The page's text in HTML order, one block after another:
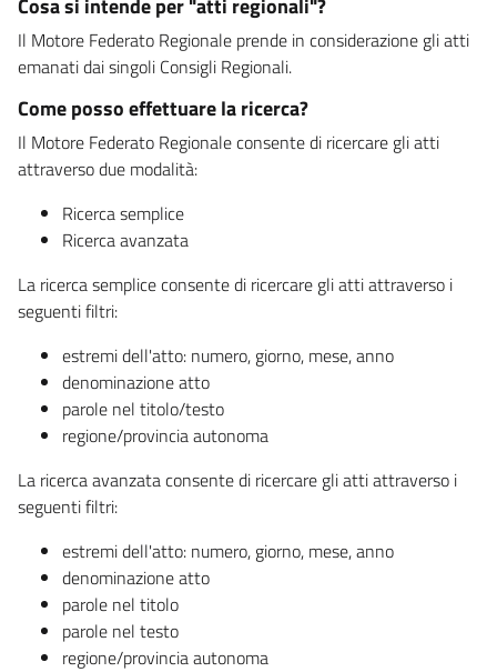
Cosa si intende per "atti regionali"?
Il Motore Federato Regionale prende in considerazione gli atti
emanati dai singoli Consigli Regionali.
Come posso effettuare la ricerca?
Il Motore Federato Regionale consente di ricercare gli atti
attraverso due modalità:
Ricerca semplice
Ricerca avanzata
La ricerca semplice consente di ricercare gli atti attraverso i
seguenti filtri:
estremi dell'atto: numero, giorno, mese, anno
denominazione atto
parole nel titolo/testo
regione/provincia autonoma
La ricerca avanzata consente di ricercare gli atti attraverso i
seguenti filtri:
estremi dell'atto: numero, giorno, mese, anno
denominazione atto
parole nel titolo
parole nel testo
regione/provincia autonoma